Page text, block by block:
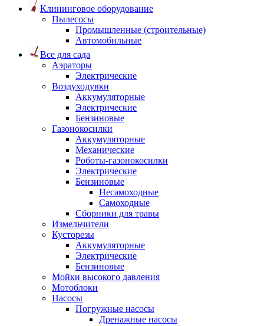
Клининговое оборудование
Пылесосы
Промышленные (строительные)
Автомобильные
Все для сада
Аэраторы
Электрические
Воздуходувки
Аккумуляторные
Электрические
Бензиновые
Газонокосилки
Аккумуляторные
Механические
Роботы-газонокосилки
Электрические
Бензиновые
Несамоходные
Самоходные
Сборники для травы
Измельчители
Кусторезы
Аккумуляторные
Электрические
Бензиновые
Мойки высокого давления
Мотоблоки
Насосы
Погружные насосы
Дренажные насосы